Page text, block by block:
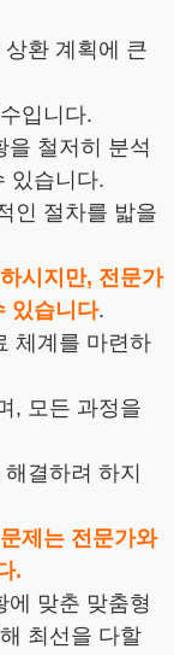
환 계획에 큰
입니다.
을 철저히 분석
있습니다.
인 절차를 밟을
시지만, 전문가
있습니다.
체계를 마련하
, 모든 과정을
결하려 하지
제는 전문가와
.
에 맞춘 맞춤형
최선을 다할